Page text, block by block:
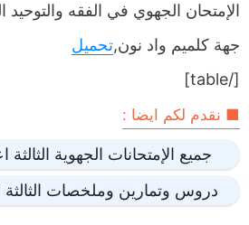
جهة كلميم واد نون,تحميل
[/table]
■ نقدم لكم ايضا :
جميع الإمتحانات الجهوية
دروس وتمارين وملخصات الثالثة